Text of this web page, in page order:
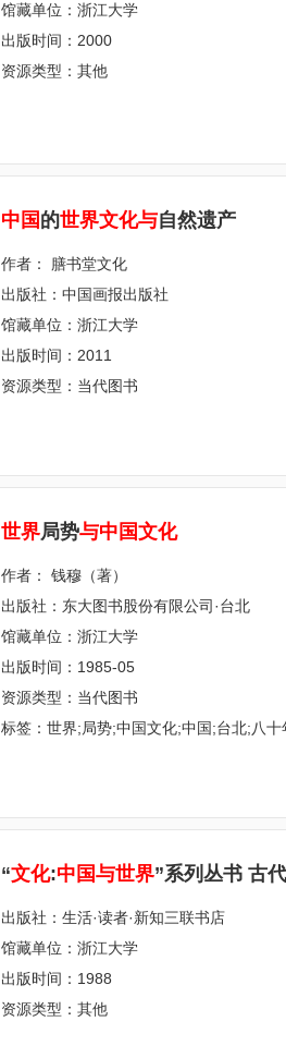
馆藏单位：浙江大学
出版时间：2000
资源类型：其他
中 国 的世界文化与自然遗产
作者： 膳书堂文化
出版社：中国画报出版社
馆藏单位：浙江大学
出版时间：2011
资源类型：当代图书
世界局势与中 国文化
作者： 钱穆（著）
出版社：东大图书股份有限公司·台北
馆藏单位：浙江大学
出版时间：1985-05
资源类型：当代图书
标签：世界;局势;中国文化;中国;台北;八十
“文化:中 国与世界”系列丛书 古代
出版社：生活·读者·新知三联书店
馆藏单位：浙江大学
出版时间：1988
资源类型：其他